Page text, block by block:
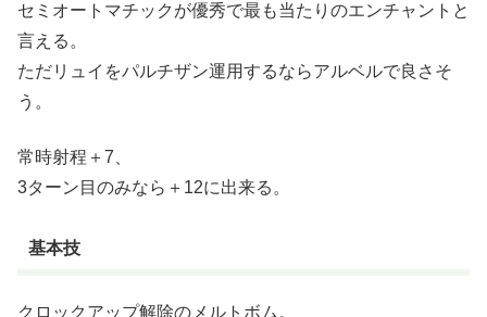
セミオートマチックが優秀で最も当たりのエンチャントと
言える。
ただリュイをパルチザン運用するならアルベルで良さそ
う。
常時射程＋7、
3ターン目のみなら＋12に出来る。
基本技
クロックアップ解除のメルトボム。